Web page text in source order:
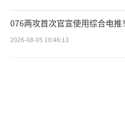
076两攻首次官宣使用综合电推！
2026-08-05 10:46:13